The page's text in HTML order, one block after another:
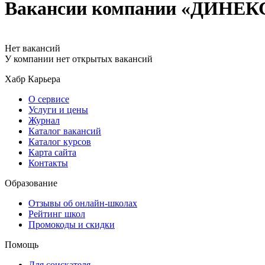
Вакансии компании
Нет вакансий
У компании нет открытых вакансий
Хабр Карьера
О сервисе
Услуги и цены
Журнал
Каталог вакансий
Каталог курсов
Карта сайта
Контакты
Образование
Отзывы об онлайн-школах
Рейтинг школ
Промокоды и скидки
Помощь